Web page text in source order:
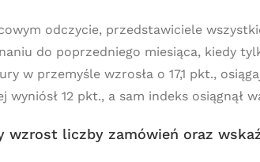
odczycie, przedstawiciele
do poprzedniego miesiąca, kiedy
w przemyśle wzrosła o 17,1 pkt.,
wyniósł 12 pkt., a sam indeks osiągnął
wzrost liczby zamówień oraz